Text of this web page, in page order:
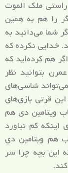
ملک الموت
را هم به همین
شما می‌دانید به
خدایی نکرده که
هم کرده‌اید که
بتوانید نظر
شاسی‌های
قرتی بازی‌های
ویتامین دی هم
اینکه کم نیاورد
هم ویتامین دی
این بچه چرا سر